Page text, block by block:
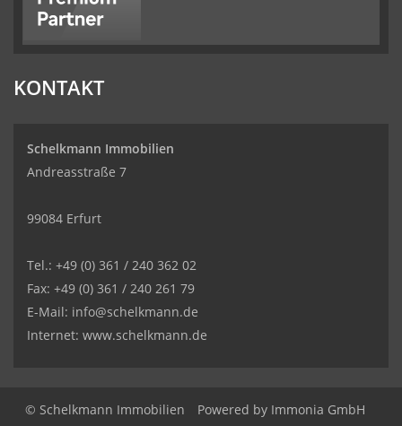
KONTAKT
Schelkmann Immobilien
Andreasstraße 7
99084 Erfurt
Tel.: +49 (0) 361 / 240 362 02
Fax: +49 (0) 361 / 240 261 79
E-Mail: info@schelkmann.de
Internet: www.schelkmann.de
© Schelkmann Immobilien Powered by Immonia GmbH